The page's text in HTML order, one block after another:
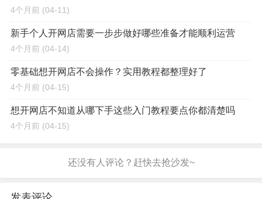
4个月前 (04-11)
新手个人开网店需要一步步做好哪些准备才能顺利运营
4个月前 (04-14)
零基础想开网店不会操作？实用教程都整理好了
4个月前 (04-15)
想开网店不知道从哪下手这些入门教程要点你都清楚吗
4个月前 (04-15)